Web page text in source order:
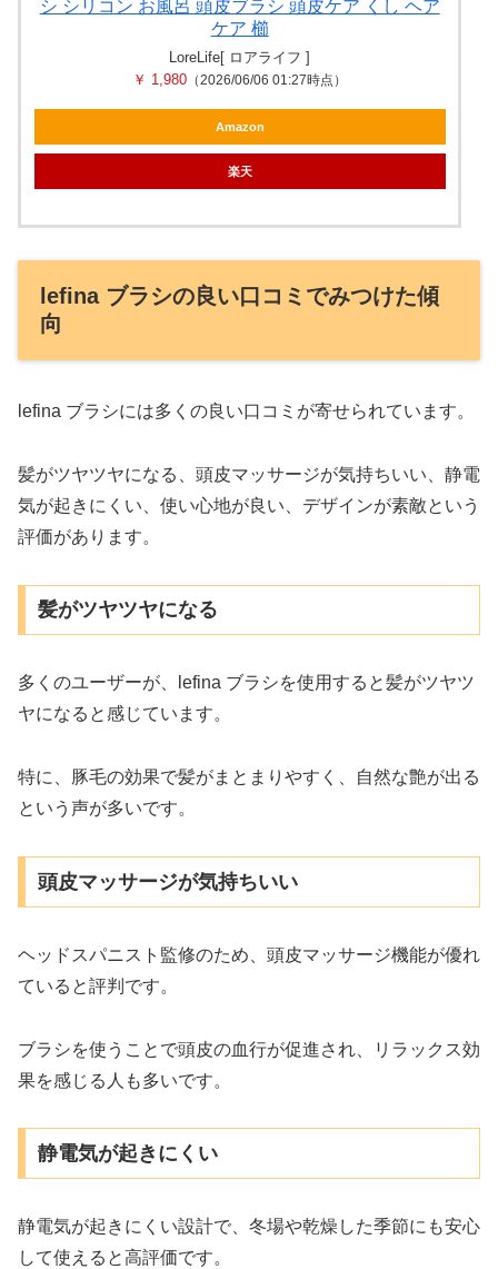
シ シリコン お風呂 頭皮ブラシ 頭皮ケア くし ヘア
ケア 櫛
LoreLife[ ロアライフ ]
￥ 1,980 （2026/06/06 01:27時点）
Amazon
楽天
lefina ブラシの良い口コミでみつけた傾
向
lefina ブラシには多くの良い口コミが寄せられています。
髪がツヤツヤになる、頭皮マッサージが気持ちいい、静電
気が起きにくい、使い心地が良い、デザインが素敵という
評価があります。
髪がツヤツヤになる
多くのユーザーが、lefina ブラシを使用すると髪がツヤツ
ヤになると感じています。
特に、豚毛の効果で髪がまとまりやすく、自然な艶が出る
という声が多いです。
頭皮マッサージが気持ちいい
ヘッドスパニスト監修のため、頭皮マッサージ機能が優れ
ていると評判です。
ブラシを使うことで頭皮の血行が促進され、リラックス効
果を感じる人も多いです。
静電気が起きにくい
静電気が起きにくい設計で、冬場や乾燥した季節にも安心
して使えると高評価です。